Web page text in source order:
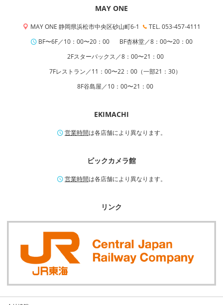
MAY ONE
MAY ONE 静岡県浜松市中央区砂山町6-1
TEL. 053-457-4111
BF〜6F／10：00〜20：00
BF杏林堂／8：00〜20：00
2Fスターバックス／8：00〜21：00
7Fレストラン／11：00〜22：00（一部21：30）
8F谷島屋／10：00〜21：00
EKIMACHI
営業時間は各店舗により異なります。
ビックカメラ館
営業時間は各店舗により異なります。
リンク